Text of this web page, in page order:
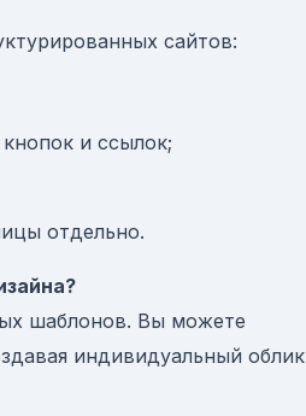
сайтов:
и ссылок;
отдельно.
шаблонов. Вы можете
индивидуальный облик